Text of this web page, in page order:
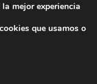
mejor experiencia
que usamos o